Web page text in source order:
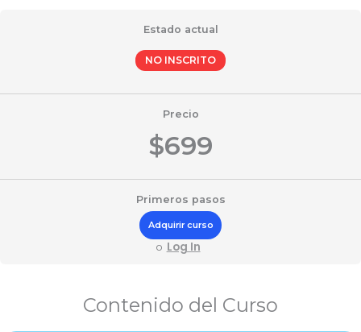
Estado actual
NO INSCRITO
Precio
$699
Primeros pasos
Adquirir curso
o Log In
Contenido del Curso
Lecciones
Evaluacion
Dinamica:
Informacion